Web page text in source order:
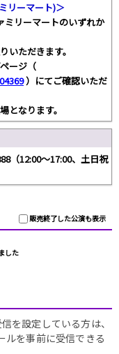
リーマート)＞
ミリーマートのいずれか
いただきます。
ージ（
）にてご確認いただ
となります。
（12:00～17:00、土日祝
販売終了した公演も表示
した
を設定している方は、
を事前に受信できる